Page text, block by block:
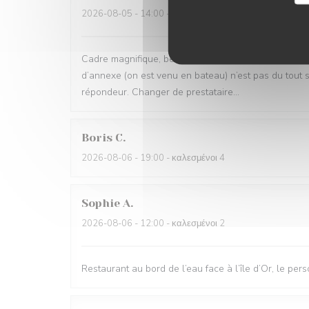
2026-08-05 - 14:00 - καλεσμένοι 3
Cadre magnifique, belles assiettes et accueil
d’annexe (on est venu en bateau) n’est pas du
répondeur. Changer de prestataire…
Boris C
2026-08-06 - 19:00 - καλεσμένοι 4
Sophie A
2026-08-06 - 12:00 - καλεσμένοι 2
Restaurant au bord de l’eau face à l’île d’Or, le